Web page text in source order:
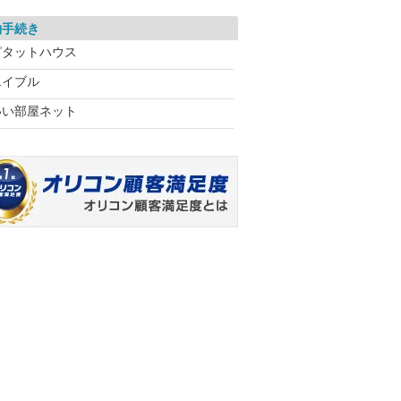
続き
ットハウス
ブル
部屋ネット